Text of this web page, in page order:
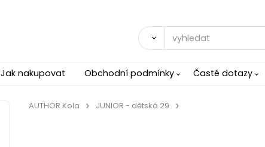
Jak nakupovat Obchodní podmínky Časté dotazy
AUTHOR Kola JUNIOR - dětská 29